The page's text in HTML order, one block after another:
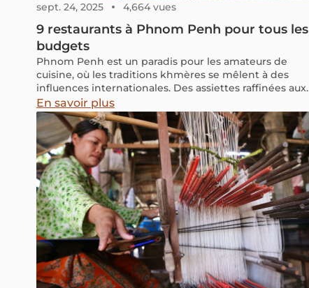
sept. 24, 2025 4,664 vues
9 restaurants à Phnom Penh pour tous les
budgets
Phnom Penh est un paradis pour les amateurs de
cuisine, où les traditions khmères se mêlent à des
influences internationales. Des assiettes raffinées aux
repas simples et savoureux, la ville sait combler toutes
les envies, peu importe votre budget.
En savoir plus